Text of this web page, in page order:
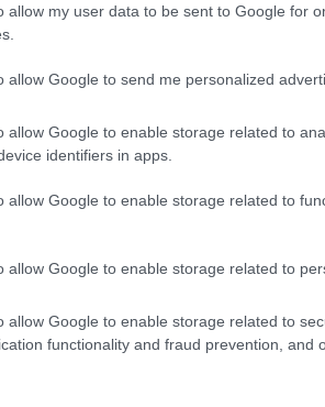
allow my user data to be sent to Google for
allow Google to send me personalized
allow Google to enable storage related to
identifiers in apps.
allow Google to enable storage related to
allow Google to enable storage related to
allow Google to enable storage related to
functionality and fraud prevention, and
του Cine
2», την Πέμπτη στις
Τρίτη 4/8/2026, στις